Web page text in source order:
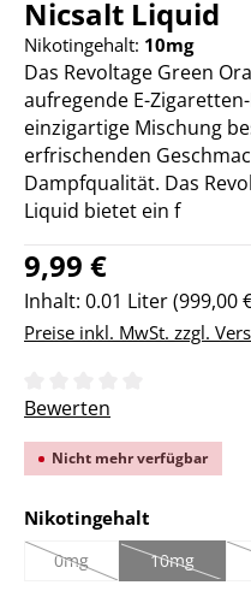
Nicsalt Liquid
Nikotingehalt: 10mg
Das Revoltage Green
aufregende E-
einzigartige Mischung
erfrischenden
Dampfqualität. Das
Liquid bietet ein f
Regulärer Preis:
9,99 €
Inhalt: 0.01 Liter(999,00
Preise inkl. MwSt. zzgl.
Durchschnittliche
Bewerten
Nicht mehr verfügbar
Nikotingehalt
0mg
(Diese Option ist zurzeit
10mg
(Diese